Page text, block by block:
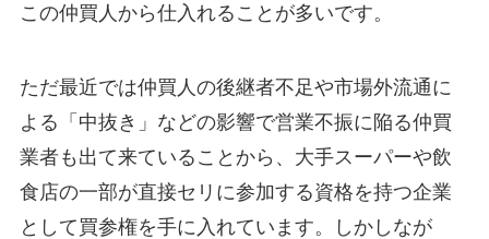
この仲買人から仕入れることが多いです。
ただ最近では仲買人の後継者不足や市場外流通に
よる「中抜き」などの影響で営業不振に陥る仲買
業者も出て来ていることから、大手スーパーや飲
食店の一部が直接セリに参加する資格を持つ企業
として買参権を手に入れています。しかしなが